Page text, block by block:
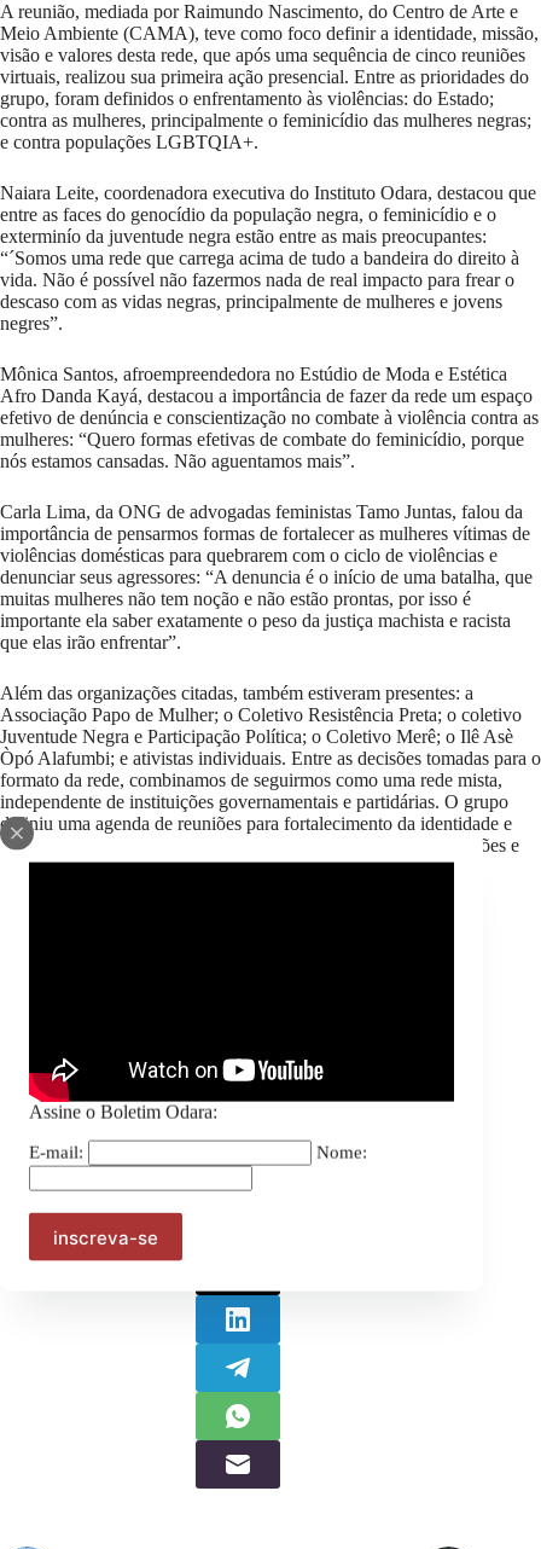
Assine o Boletim Odara:
E-mail: Nome:
A reunião, mediada por Raimundo Nascimento, do Centro de Arte e
Meio Ambiente (CAMA), teve como foco definir a identidade, missão,
visão e valores desta rede, que após uma sequência de cinco reuniões
virtuais, realizou sua primeira ação presencial. Entre as prioridades do
grupo, foram definidos o enfrentamento às violências: do Estado;
contra as mulheres, principalmente o feminicídio das mulheres negras;
e contra populações LGBTQIA+.
Naiara Leite, coordenadora executiva do Instituto Odara, destacou que
entre as faces do genocídio da população negra, o feminicídio e o
exterminío da juventude negra estão entre as mais preocupantes:
“´Somos uma rede que carrega acima de tudo a bandeira do direito à
vida. Não é possível não fazermos nada de real impacto para frear o
descaso com as vidas negras, principalmente de mulheres e jovens
negres”.
Mônica Santos, afroempreendedora no Estúdio de Moda e Estética
Afro Danda Kayá, destacou a importância de fazer da rede um espaço
efetivo de denúncia e conscientização no combate à violência contra as
mulheres: “Quero formas efetivas de combate do feminicídio, porque
nós estamos cansadas. Não aguentamos mais”.
Carla Lima, da ONG de advogadas feministas Tamo Juntas, falou da
importância de pensarmos formas de fortalecer as mulheres vítimas de
violências domésticas para quebrarem com o ciclo de violências e
denunciar seus agressores: “A denuncia é o início de uma batalha, que
muitas mulheres não tem noção e não estão prontas, por isso é
importante ela saber exatamente o peso da justiça machista e racista
que elas irão enfrentar”.
Além das organizações citadas, também estiveram presentes: a
Associação Papo de Mulher; o Coletivo Resistência Preta; o coletivo
Juventude Negra e Participação Política; o Coletivo Merê; o Ilê Asè
Òpó Alafumbi; e ativistas individuais. Entre as decisões tomadas para o
formato da rede, combinamos de seguirmos como uma rede mista,
independente de instituições governamentais e partidárias. O grupo
definiu uma agenda de reuniões para fortalecimento da identidade e
ação da rede e está aberto para participação de outras organizações e
ativistas.
Compartilhe: